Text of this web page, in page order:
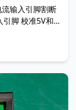
输入引脚割断
脚 校准5V和
，完成。